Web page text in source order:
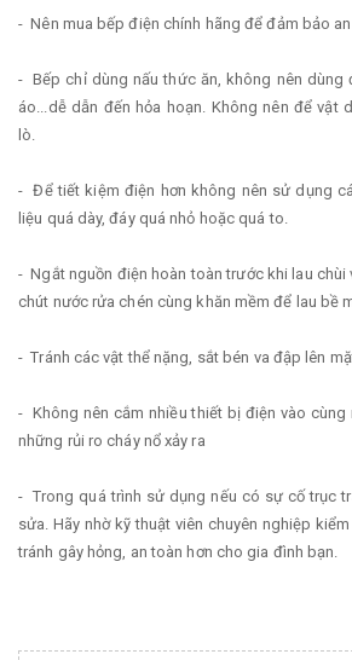
- Nên mua bếp điện chính hãng để đảm bảo
- Bếp chỉ dùng nấu thức ăn, không nên dùng
áo...dễ dẫn đến hỏa hoạn. Không nên để vật
lò.
- Để tiết kiệm điện hơn không nên sử dụng
liệu quá dày, đáy quá nhỏ hoặc quá to.
- Ngắt nguồn điện hoàn toàn trước khi lau chùi
chút nước rửa chén cùng khăn mềm để lau bề
- Tránh các vật thể nặng, sắt bén va đập lên
- Không nên cắm nhiều thiết bị điện vào cùng
những rủi ro cháy nổ xảy ra
- Trong quá trình sử dụng nếu có sự cố trục
sửa. Hãy nhờ kỹ thuật viên chuyên nghiệp
tránh gây hỏng, an toàn hơn cho gia đình bạn.